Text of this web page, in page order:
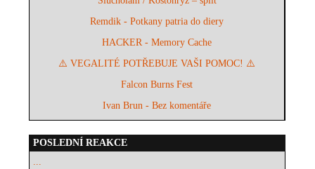
Remdik - Potkany patria do diery
HACKER - Memory Cache
⚠️ VEGALITÉ POTŘEBUJE VAŠI POMOC! ⚠️
Falcon Burns Fest
Ivan Brun - Bez komentáře
POSLEDNÍ REAKCE
...